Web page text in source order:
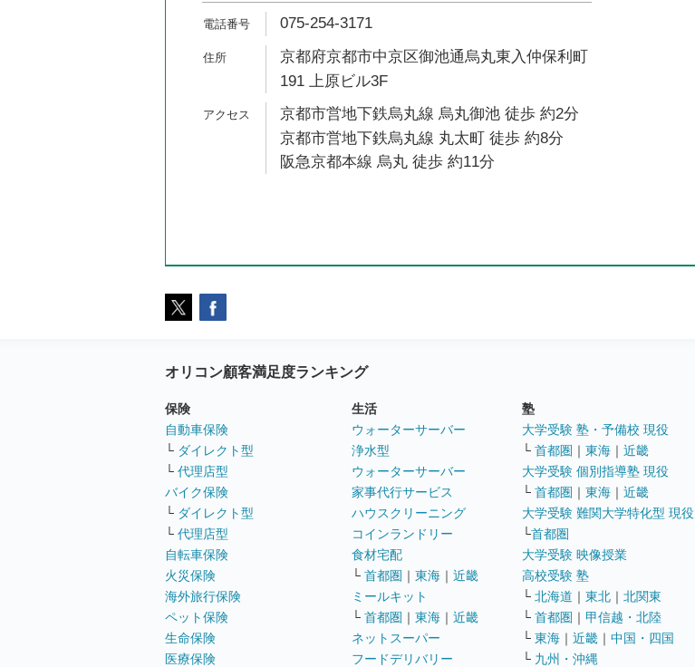
075-254-3171
京都府京都市中京区御池通烏丸東入仲保利町
191 上原ビル3F
京都市営地下鉄烏丸線 烏丸御池 徒歩 約2分
京都市営地下鉄烏丸線 丸太町 徒歩 約8分
阪急京都本線 烏丸 徒歩 約11分
オリコン顧客満足度ランキング
保険
自動車保険
└ ダイレクト型
└ 代理店型
バイク保険
└ ダイレクト型
└ 代理店型
自転車保険
火災保険
海外旅行保険
ペット保険
生命保険
医療保険
生活
ウォーターサーバー
浄水型
ウォーターサーバー
家事代行サービス
ハウスクリーニング
コインランドリー
食材宅配
└ 首都圏 ｜ 東海 ｜ 近畿
ミールキット
└ 首都圏 ｜ 東海 ｜ 近畿
ネットスーパー
フードデリバリー
塾
大学受験 塾・予備校 現役
└ 首都圏 ｜ 東海 ｜ 近畿
大学受験 個別指導塾 現役
└ 首都圏 ｜ 東海 ｜ 近畿
大学受験 難関大学特化型 現役
└首都圏
大学受験 映像授業
高校受験 塾
└ 北海道 ｜ 東北 ｜ 北関東
└ 首都圏 ｜ 甲信越・北陸
└ 東海 ｜ 近畿 ｜ 中国・四国
└ 九州・沖縄